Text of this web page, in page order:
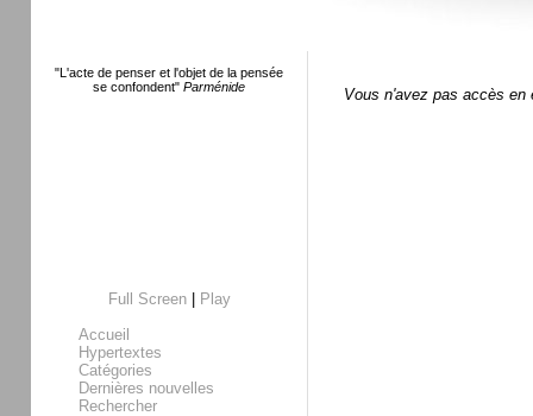
"L'acte de penser et l'objet de la pensée
se confondent" Parménide
Full Screen|
Play
Accueil
Hypertextes
Catégories
Dernières nouvelles
Rechercher
Vous n'avez pas accès en